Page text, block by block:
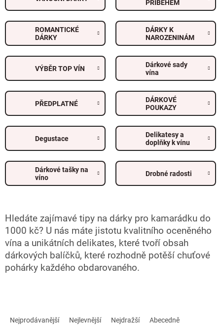
Hledáte zajímavé tipy na dárky pro kamarádku do
1000 kč? U nás máte jistotu kvalitního oceněného
vína a unikátních delikates, které tvoří obsah
dárkových balíčků, které rozhodně potěší chuťové
pohárky každého obdarovaného.
PŘÍBĚHEM
ROMANTICKÉ
DÁRKY
DÁRKY K
NAROZENINÁM
VÝBĚR TOP VÍN
Dárkové sady
vína
PŘEDPLATNÉ
DÁRKOVÉ
POUKAZY
Degustace
Delikatesy a
doplňky k vínu
Dárkové tašky na
víno
Drobné radosti
Nejprodávanější Nejlevnější Nejdražší Abecedně